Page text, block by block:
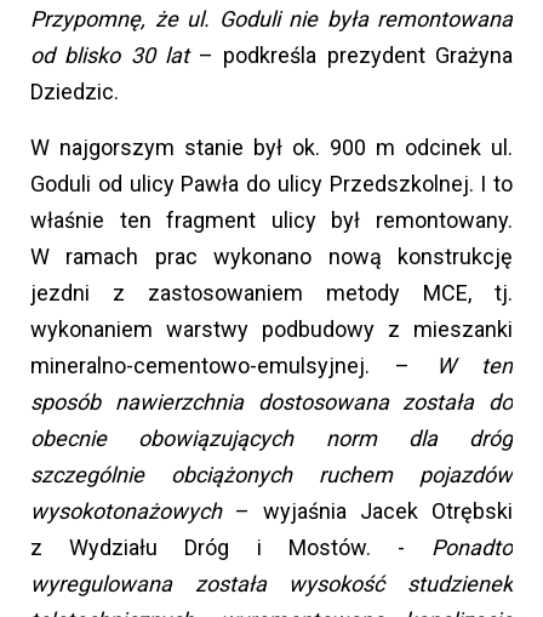
Przypomnę, że ul. Goduli nie była remontowana
od blisko 30 lat– podkreśla prezydent Grażyna
Dziedzic.
W najgorszym stanie był ok. 900 m odcinek ul.
Goduli od ulicy Pawła do ulicy Przedszkolnej. I to
właśnie ten fragment ulicy był remontowany.
W ramach prac wykonano nową konstrukcję
jezdni z zastosowaniem metody MCE, tj.
wykonaniem warstwy podbudowy z mieszanki
mineralno-cementowo-emulsyjnej. –
W ten
sposób nawierzchnia dostosowana została do
obecnie obowiązujących norm dla dróg
szczególnie obciążonych ruchem pojazdów
wysokotonażowych– wyjaśnia Jacek Otrębski
z Wydziału Dróg i Mostów. - Ponadto
wyregulowana została wysokość studzienek